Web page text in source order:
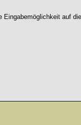
auf